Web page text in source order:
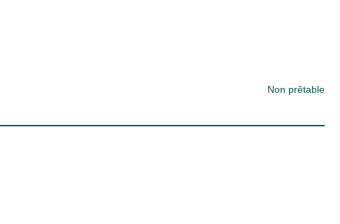
Non prêtable